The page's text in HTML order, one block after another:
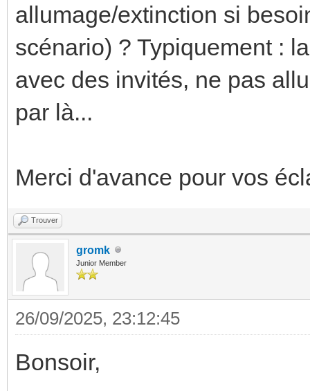
allumage/extinction si
scénario) ? Typiquement :
avec des invités, ne pas
par là...
Merci d'avance pour vos
Trouver
gromk
Junior Member
26/09/2025, 23:12:45
Bonsoir,